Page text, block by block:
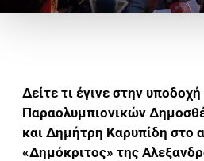
Δείτε τι έγινε στην
Παραολυμπιονικών
και Δημήτρη Καρυπίδη στο
«Δημόκριτος» της